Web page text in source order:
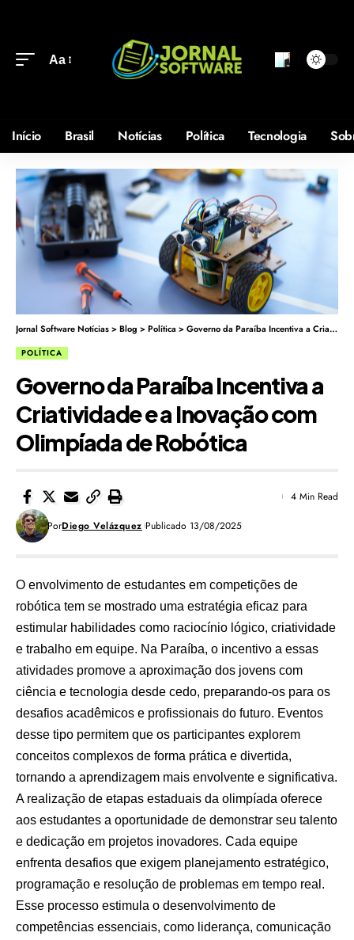
Aa
Início Brasil Notícias Política Tecnologia
Jornal Software Notícias>Blog >Política>Governo da Paraíba Incentiva a Criatividade e a Inovação com Olimpíada de Robótica
POLÍTICA
Governo da Paraíba Incentiva a
Criatividade e a Inovação com
Olimpíada de Robótica
PorDiego Velázquez Publicado 13/08/2025
4 Min Read
O envolvimento de estudantes em competições de
robótica tem se mostrado uma estratégia eficaz para
estimular habilidades como raciocínio lógico, criatividade
e trabalho em equipe. Na Paraíba, o incentivo a essas
atividades promove a aproximação dos jovens com
ciência e tecnologia desde cedo, preparando-os para os
desafios acadêmicos e profissionais do futuro. Eventos
desse tipo permitem que os participantes explorem
conceitos complexos de forma prática e divertida,
tornando a aprendizagem mais envolvente e significativa.
A realização de etapas estaduais da olimpíada oferece
aos estudantes a oportunidade de demonstrar seu talento
e dedicação em projetos inovadores. Cada equipe
enfrenta desafios que exigem planejamento estratégico,
programação e resolução de problemas em tempo real.
Esse processo estimula o desenvolvimento de
competências essenciais, como liderança, comunicação